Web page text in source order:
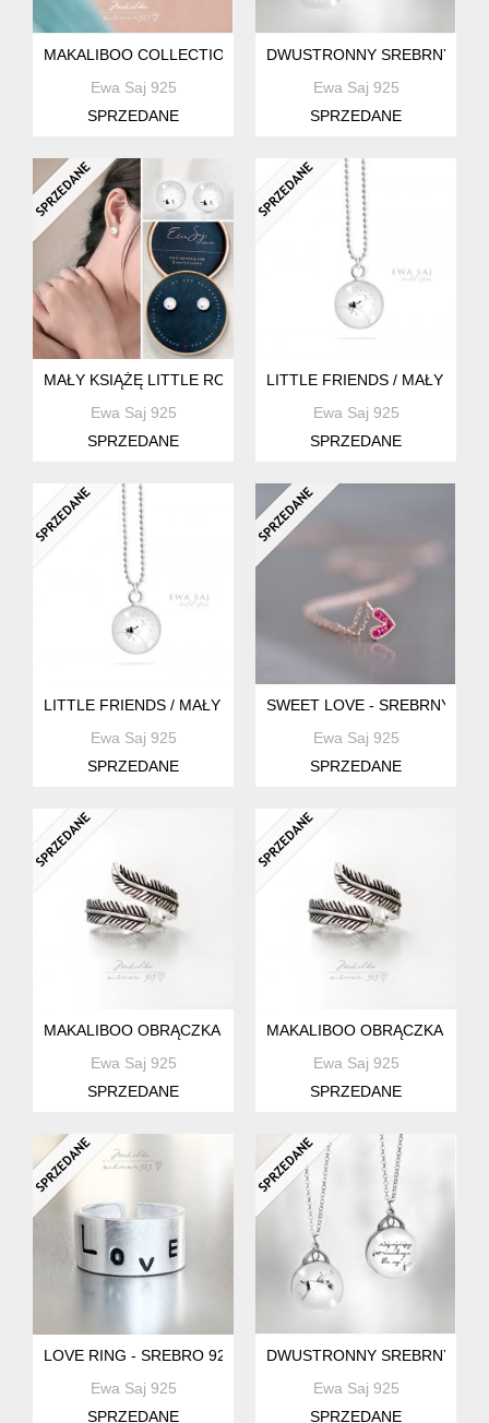
MAKALIBOO COLLECTION KOTEK- SREBRO 925 -BOX
Ewa Saj 925
SPRZEDANE
DWUSTRONNY SREBRNY
Ewa Saj 925
SPRZEDANE
MAŁY KSIĄŻĘ LITTLE ROSE - SREBRNE KOLCZYKI
Ewa Saj 925
SPRZEDANE
LITTLE FRIENDS / MAŁY
Ewa Saj 925
SPRZEDANE
LITTLE FRIENDS / MAŁY KSIĄŻĘ MINI MEDALIK
Ewa Saj 925
SPRZEDANE
SWEET LOVE - SREBRNY
Ewa Saj 925
SPRZEDANE
MAKALIBOO OBRĄCZKA PIÓRKO W STYLU BOHO - SREBRO
Ewa Saj 925
SPRZEDANE
MAKALIBOO OBRĄCZKA
Ewa Saj 925
SPRZEDANE
LOVE RING - SREBRO 925+BOX
Ewa Saj 925
SPRZEDANE
DWUSTRONNY SREBRNY
Ewa Saj 925
SPRZEDANE